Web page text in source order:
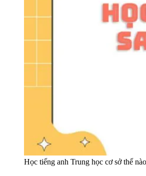
Học tiếng anh Trung học cơ sở thế